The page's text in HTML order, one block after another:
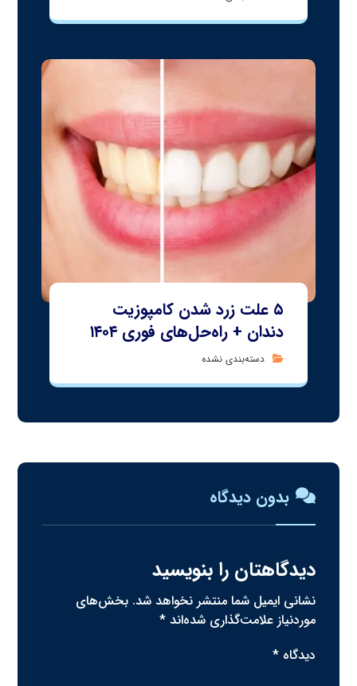
۵ علت زرد شدن کامپوزیت
دندان + راه‌حل‌های فوری ۱۴۰۴
دسته‌بندی نشده
بدون دیدگاه
دیدگاهتان را بنویسید
نشانی ایمیل شما منتشر نخواهد شد. بخش‌های
موردنیاز علامت‌گذاری شده‌اند*
دیدگاه*